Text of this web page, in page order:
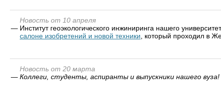
Новость от 10 апреля
— Институт геоэкологического инжиниринга нашего
салоне изобретений и новой техники , который проходил в
Новость от 20 марта
— Коллеги, студенты, аспиранты и выпускники нашего вуза!